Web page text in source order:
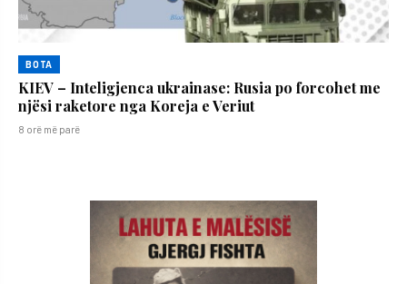
BOTA
KIEV – Inteligjenca ukrainase: Rusia po forcohet me
njësi raketore nga Koreja e Veriut
8 orë më parë